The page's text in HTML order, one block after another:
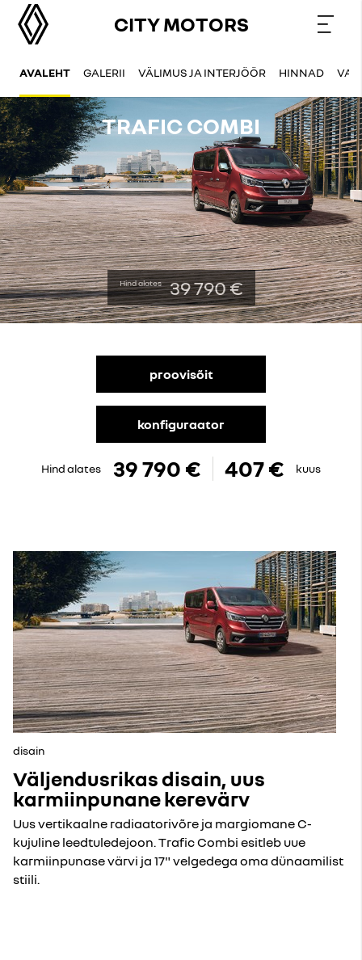
CITY MOTORS
AVALEHT GALERII VÄLIMUS JA INTERJÖÖR HINNAD
TRAFIC COMBI
Hind alates 39 790 €
proovisõit
konfiguraator
Hind alates 39 790 € 407 € kuus
disain
Väljendusrikas disain, uus
karmiinpunane kerevärv
Uus vertikaalne radiaatorivõre ja margiomane C-
kujuline leedtuledejoon. Trafic Combi esitleb uue
karmiinpunase värvi ja 17" velgedega oma dünaamilist
stiili.